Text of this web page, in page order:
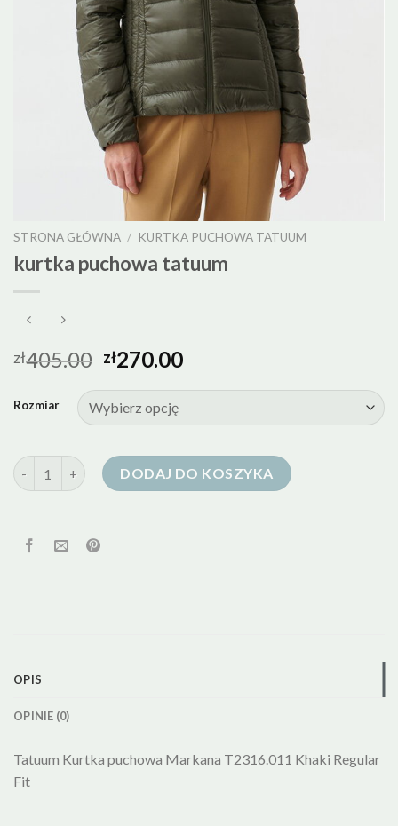
STRONA GŁÓWNA / KURTKA PUCHOWA TATUUM
kurtka puchowa tatuum
zł405.00 zł270.00
Rozmiar
ilość kurtka puchowa tatuumDODAJ DO KOSZYKA
OPIS
OPINIE (0)
Tatuum Kurtka puchowa Markana T2316.011 Khaki Regular
Fit